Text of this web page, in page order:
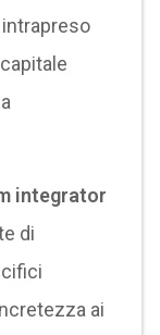
integrator
di
ai